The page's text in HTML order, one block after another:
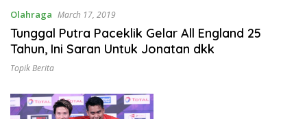
Olahraga March 17, 2019
Tunggal Putra Paceklik Gelar All England 25
Tahun, Ini Saran Untuk Jonatan dkk
Topik Berita